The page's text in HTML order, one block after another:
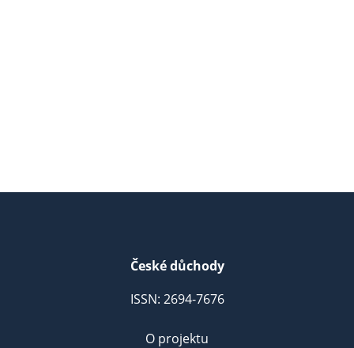
České důchody
ISSN: 2694-7676
O projektu